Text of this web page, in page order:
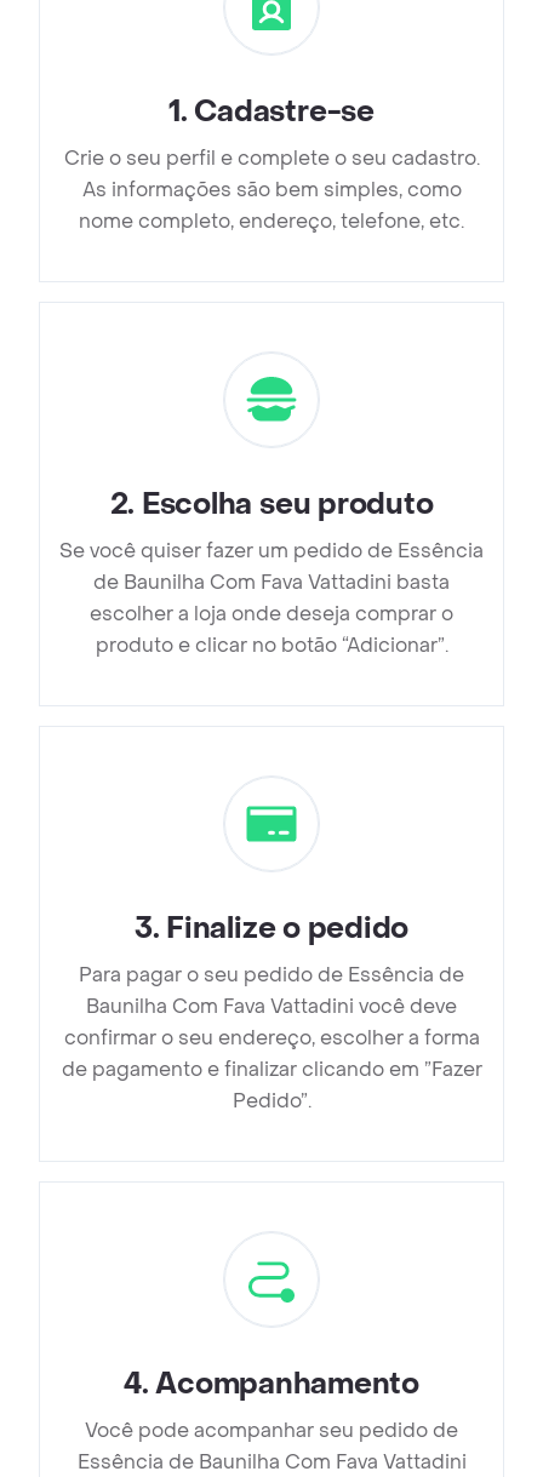
1. Cadastre-se
Crie o seu perfil e complete o seu cadastro.
As informações são bem simples, como
nome completo, endereço, telefone, etc.
2. Escolha seu produto
Se você quiser fazer um pedido de Essência
de Baunilha Com Fava Vattadini basta
escolher a loja onde deseja comprar o
produto e clicar no botão “Adicionar”.
3. Finalize o pedido
Para pagar o seu pedido de Essência de
Baunilha Com Fava Vattadini você deve
confirmar o seu endereço, escolher a forma
de pagamento e finalizar clicando em ”Fazer
Pedido”.
4.Acompanhamento
Você pode acompanhar seu pedido de
Essência de Baunilha Com Fava Vattadini